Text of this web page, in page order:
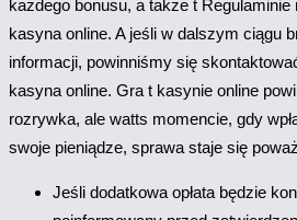
każdego bonusu, a także t Regulaminie
kasyna online. A jeśli w dalszym ciągu
informacji, powinniśmy się
kasyna online. Gra t kasynie online
rozrywka, ale watts momencie, gdy
swoje pieniądze, sprawa staje się
Jeśli dodatkowa opłata będzie